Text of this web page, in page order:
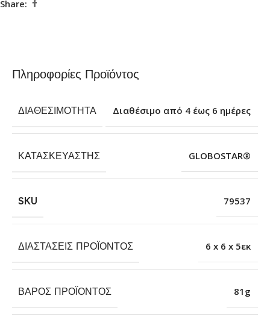
Share:
Πληροφορίες Προϊόντος
ΔΙΑΘΕΣΙΜΌΤΗΤΑ Διαθέσιμο από 4 έως 6 ημέρες
ΚΑΤΑΣΚΕΥΑΣΤΉΣ GLOBOSTAR®
SKU 79537
ΔΙΑΣΤΆΣΕΙΣ ΠΡΟΪΌΝΤΟΣ 6 x 6 x 5εκ
ΒΆΡΟΣ ΠΡΟΪΌΝΤΟΣ 81g